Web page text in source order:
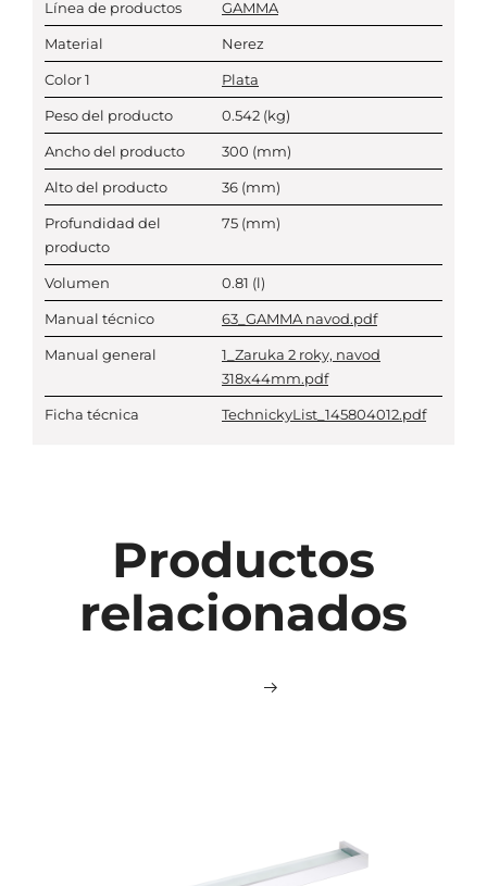
Línea de productos GAMMA
Material Nerez
Color 1 Plata
Peso del producto 0.542 (kg)
Ancho del producto 300 (mm)
Alto del producto 36 (mm)
Profundidad del
producto
75 (mm)
Volumen 0.81 (l)
Manual técnico 63_GAMMA navod.pdf
Manual general
1_Zaruka 2 roky, navod
318x44mm.pdf
Ficha técnica TechnickyList_145804012.pdf
Productos
relacionados